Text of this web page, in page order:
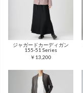
ジャガードカーディガン
155-51 Series
￥13,200